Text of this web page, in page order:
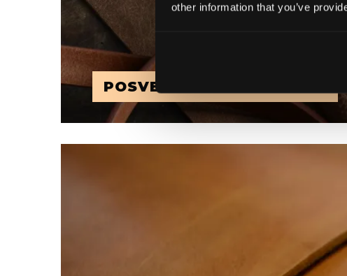
other information that you’ve
POSVEĆENOST DETALJIMA